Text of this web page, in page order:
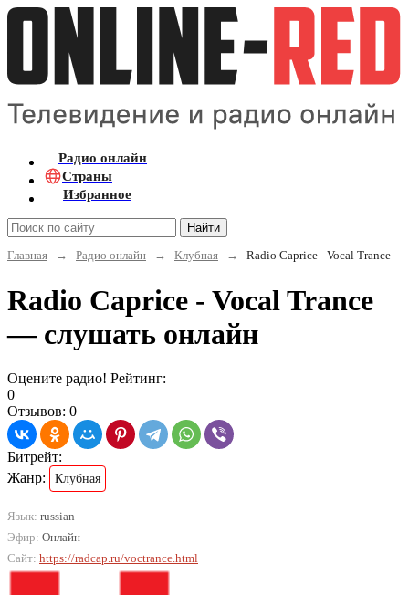
Радио онлайн
Страны
Избранное
Найти
Главная
→ Радио онлайн → Клубная → Radio Caprice - Vocal Trance
Radio Caprice - Vocal Trance
— слушать онлайн
Оцените радио! Рейтинг:
0
Отзывов: 0
Битрейт:
Жанр:
Клубная
Язык: russian
Эфир: Онлайн
Сайт: https://radcap.ru/voctrance.html